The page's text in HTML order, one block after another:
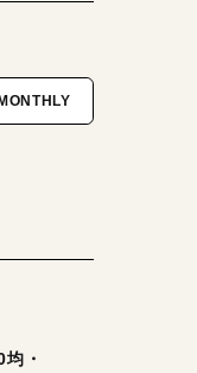
・